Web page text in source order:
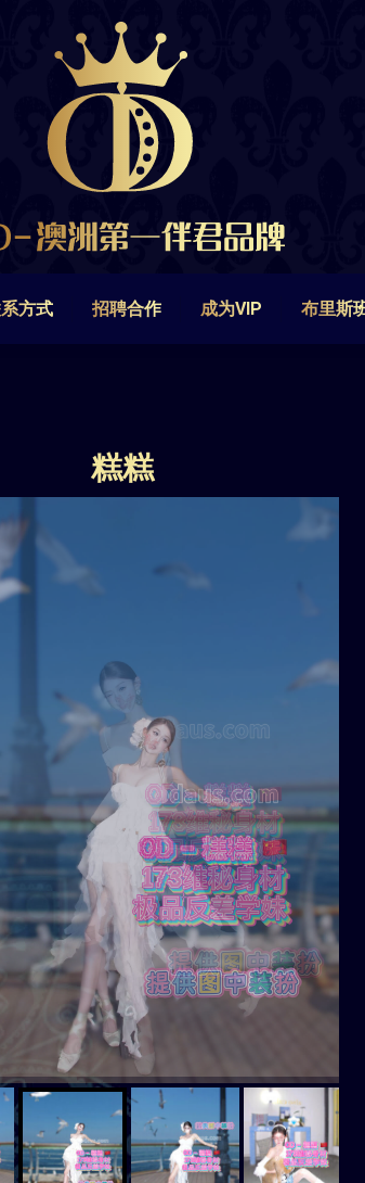
方式 招聘合作 成为VIP 布里斯
糕糕
招聘合作